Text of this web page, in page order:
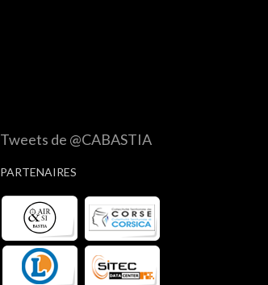
Tweets de @CABASTIA
PARTENAIRES